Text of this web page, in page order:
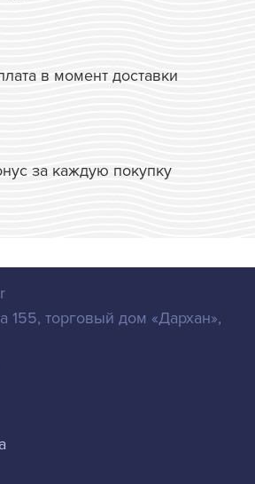
в момент доставки
за каждую покупку
155, торговый дом «Дархан»,